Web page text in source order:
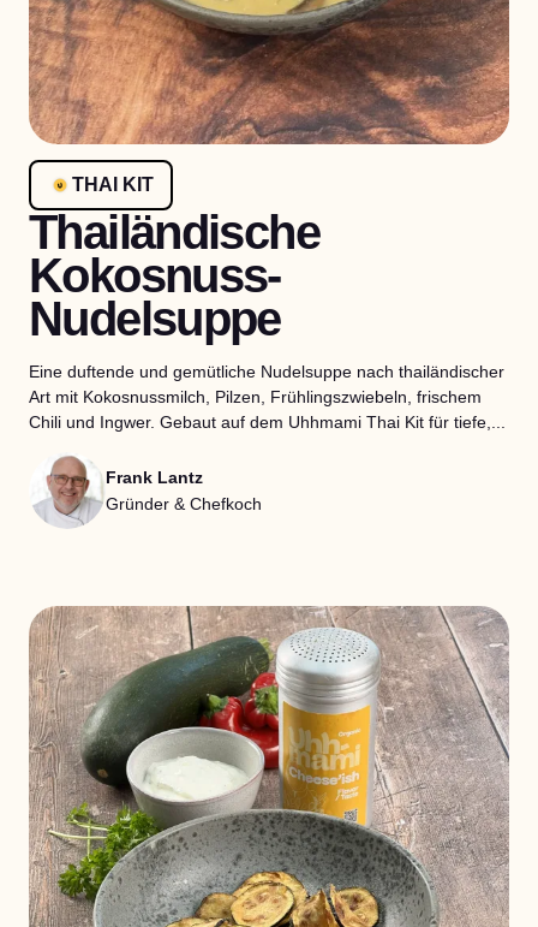
THAI KIT
Thailändische
Kokosnuss-
Nudelsuppe
Eine duftende und gemütliche Nudelsuppe nach thailändischer
Art mit Kokosnussmilch, Pilzen, Frühlingszwiebeln, frischem
Chili und Ingwer. Gebaut auf dem Uhhmami Thai Kit für tiefe,...
Frank Lantz
Gründer & Chefkoch